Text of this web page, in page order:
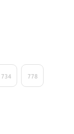
734 778